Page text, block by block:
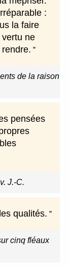
:
la faire
ne
de la raison
pensées
J.-C.
qualités.
cinq fléaux